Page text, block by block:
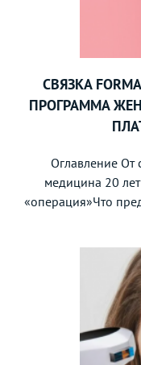
СВЯЗКА
ПРОГРАММА
Оглавление От
медицина 20
«операция»Что